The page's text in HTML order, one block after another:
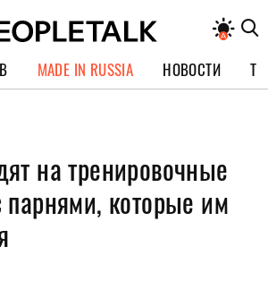
MADE IN RUSSIA НОВОСТИ
на тренировочные
парнями, которые им